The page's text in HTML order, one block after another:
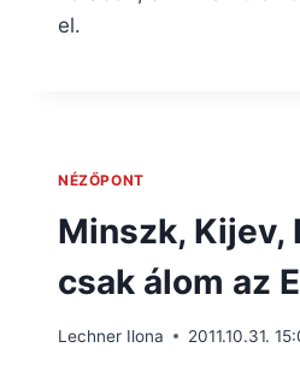
el.
NÉZŐPONT
Minszk, Kijev,
csak álom az
Lechner Ilona 2011.10.31.